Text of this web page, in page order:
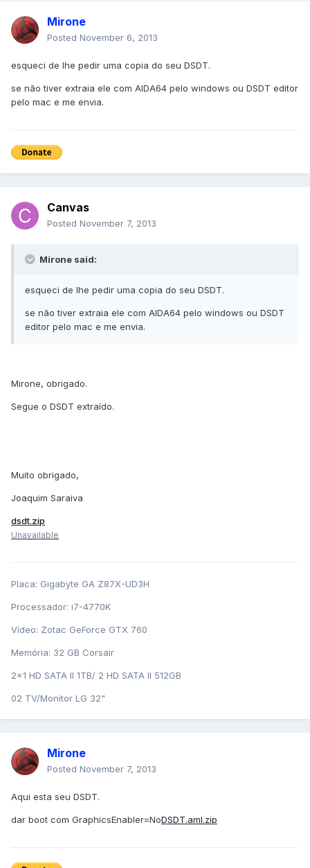
Mirone
Posted November 6, 2013
esqueci de lhe pedir uma copia do seu DSDT.
se não tiver extraia ele com AIDA64 pelo windows ou DSDT editor
pelo mac e me envia.
Canvas
Posted November 7, 2013
Mirone said:
esqueci de lhe pedir uma copia do seu DSDT.
se não tiver extraia ele com AIDA64 pelo windows ou DSDT
editor pelo mac e me envia.
Mirone, obrigado.
Segue o DSDT extraído.
Muito obrigado,
Joaquim Saraiva
dsdt.zip
Unavailable
Placa: Gigabyte GA Z87X-UD3H
Processador: i7-4770K
Vídeo: Zotac GeForce GTX 760
Memória: 32 GB Corsair
2x1 HD SATA II 1TB/ 2 HD SATA II 512GB
02 TV/Monitor LG 32"
Mirone
Posted November 7, 2013
Aqui esta seu DSDT.
dar boot com GraphicsEnabler=NoDSDT.aml.zip